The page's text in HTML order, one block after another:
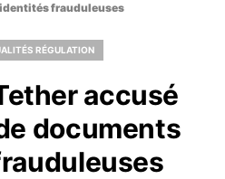
frauduleuses
RÉGULATION
accusé
documents